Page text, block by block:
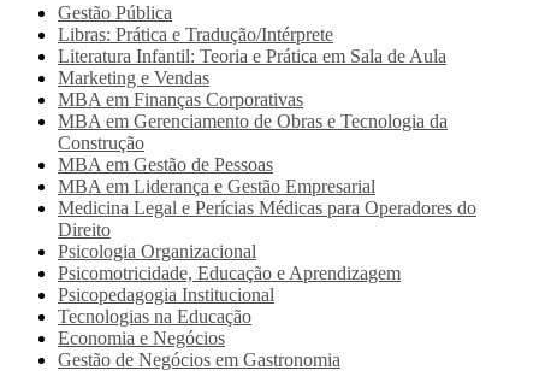
Gestão Pública
Libras: Prática e Tradução/Intérprete
Literatura Infantil: Teoria e Prática em Sala de Aula
Marketing e Vendas
MBA em Finanças Corporativas
MBA em Gerenciamento de Obras e Tecnologia da
Construção
MBA em Gestão de Pessoas
MBA em Liderança e Gestão Empresarial
Medicina Legal e Perícias Médicas para Operadores do
Direito
Psicologia Organizacional
Psicomotricidade, Educação e Aprendizagem
Psicopedagogia Institucional
Tecnologias na Educação
Economia e Negócios
Gestão de Negócios em Gastronomia